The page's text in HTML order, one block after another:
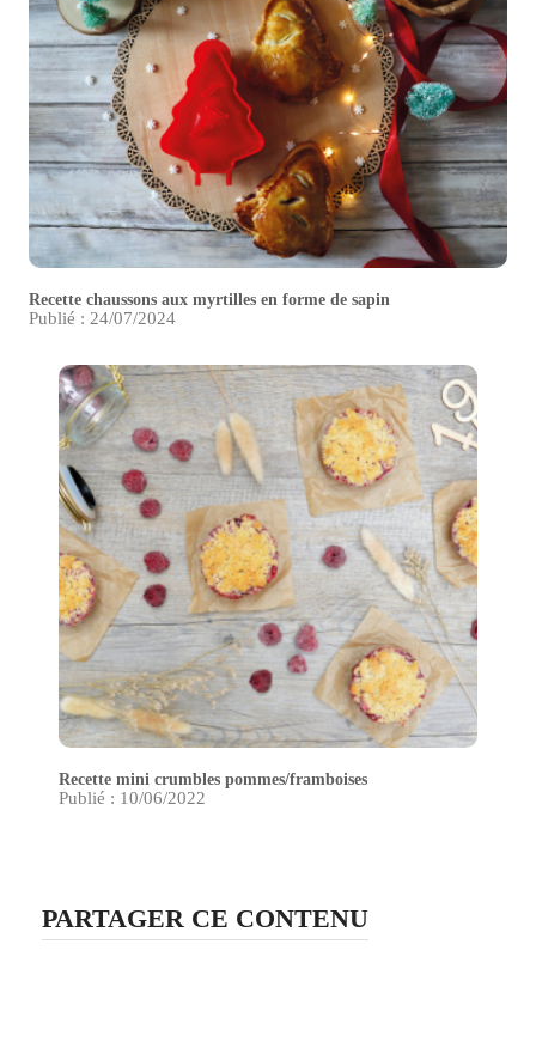
Recette chaussons aux myrtilles en forme de sapin
Publié : 24/07/2024
Recette mini crumbles pommes/framboises
Publié : 10/06/2022
PARTAGER CE CONTENU